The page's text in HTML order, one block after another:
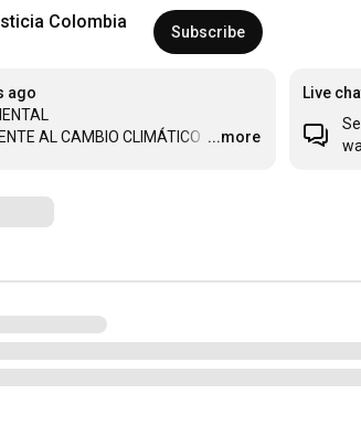
Colombia Subscribe
ago
AL CAMBIO CLIMÁTICO …
...more
Live